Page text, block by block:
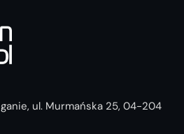
ul. Murmańska 25, 04-204